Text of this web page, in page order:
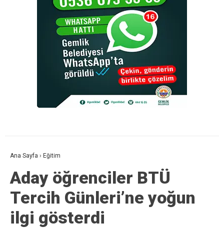
Ana Sayfa › Eğitim
Aday öğrenciler BTÜ
Tercih Günleri’ne yoğun
ilgi gösterdi